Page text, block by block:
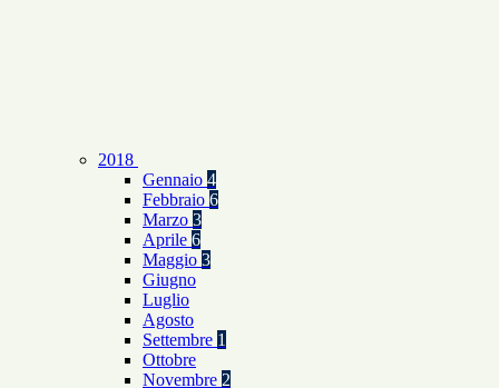
2018
Gennaio 4
Febbraio 6
Marzo 3
Aprile 6
Maggio 3
Giugno
Luglio
Agosto
Settembre 1
Ottobre
Novembre 2